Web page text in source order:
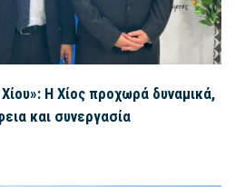
Η Χίος προχωρά δυναμικά,
και συνεργασία